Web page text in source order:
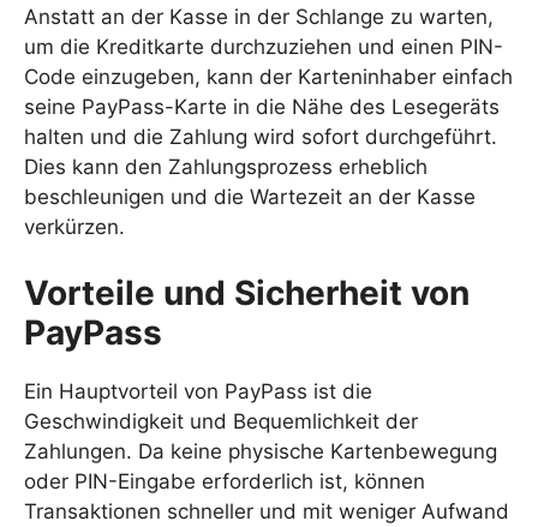
Anstatt an der Kasse in der Schlange zu warten,
um die Kreditkarte durchzuziehen und einen PIN-
Code einzugeben, kann der Karteninhaber einfach
seine PayPass-Karte in die Nähe des Lesegeräts
halten und die Zahlung wird sofort durchgeführt.
Dies kann den Zahlungsprozess erheblich
beschleunigen und die Wartezeit an der Kasse
verkürzen.
Vorteile und Sicherheit von
PayPass
Ein Hauptvorteil von PayPass ist die
Geschwindigkeit und Bequemlichkeit der
Zahlungen. Da keine physische Kartenbewegung
oder PIN-Eingabe erforderlich ist, können
Transaktionen schneller und mit weniger Aufwand